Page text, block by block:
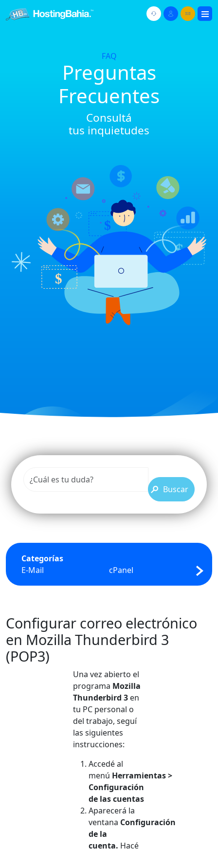
FAQ
Preguntas
Frecuentes
Consultá
tus inquietudes
Buscar
Categorías
E-Mail
cPanel FTP
Configurar correo electrónico
en Mozilla Thunderbird 3
(POP3)
Una vez abierto el
programa Mozilla
Thunderbird 3 en
tu PC personal o
del trabajo, seguí
las siguientes
instrucciones:
Accedé al
menú Herramientas>
Configuración
de las cuentas
Aparecerá la
ventana Configuración
de la
cuenta. Hacé